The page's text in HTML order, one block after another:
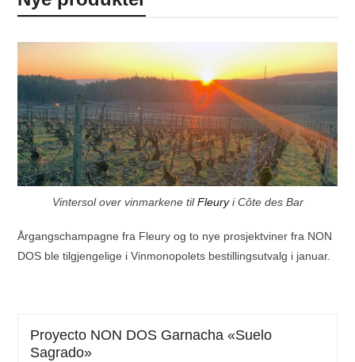
Vintersol over vinmarkene tilFleuryi Côte des Bar
Årgangschampagne fra Fleury og to nye prosjektviner fra NON
DOS ble tilgjengelige i Vinmonopolets bestillingsutvalg i januar.
Proyecto NON DOS Garnacha «Suelo
Sagrado»